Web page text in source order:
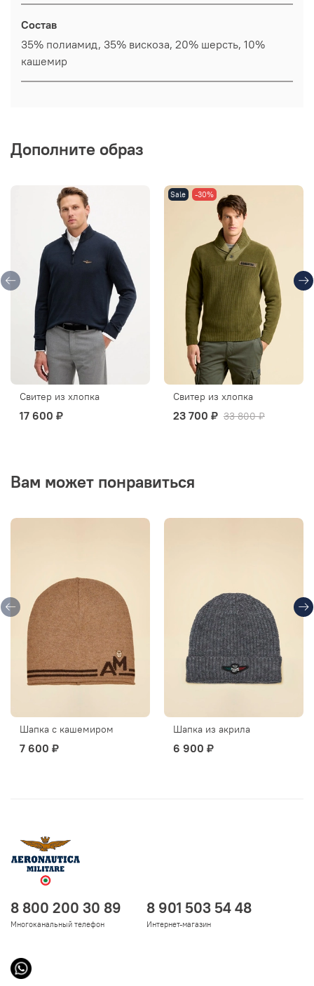
Состав
35% полиамид, 35% вискоза, 20% шерсть, 10%
кашемир
Дополните образ
Свитер из хлопка
17 600 ₽
Sale -30%
Свитер из хлопка
23 700 ₽ 33 800 ₽
Вам может понравиться
Шапка с кашемиром
7 600 ₽
Шапка из акрила
6 900 ₽
8 800 200 30 89
Многоканальный телефон
8 901 503 54 48
Интернет-магазин